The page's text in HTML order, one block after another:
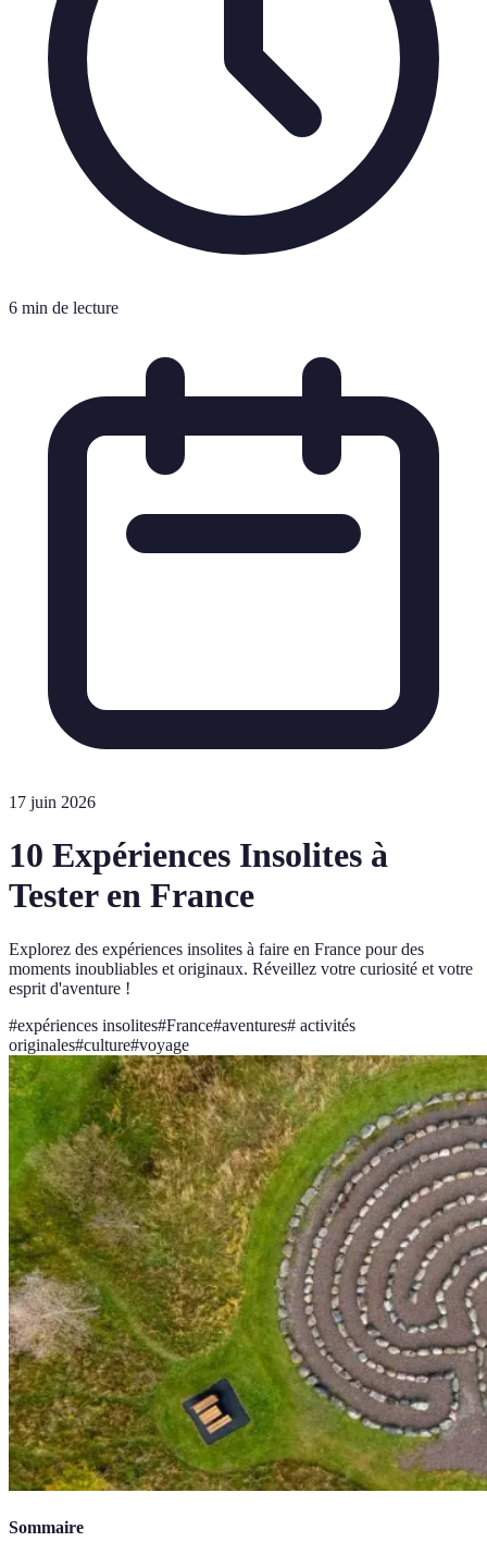
6 min de lecture
17 juin 2026
10 Expériences Insolites à
Tester en France
Explorez des expériences insolites à faire en France pour des
moments inoubliables et originaux. Réveillez votre curiosité et votre
esprit d'aventure !
#expériences insolites#France#aventures# activités
originales#culture#voyage
Sommaire